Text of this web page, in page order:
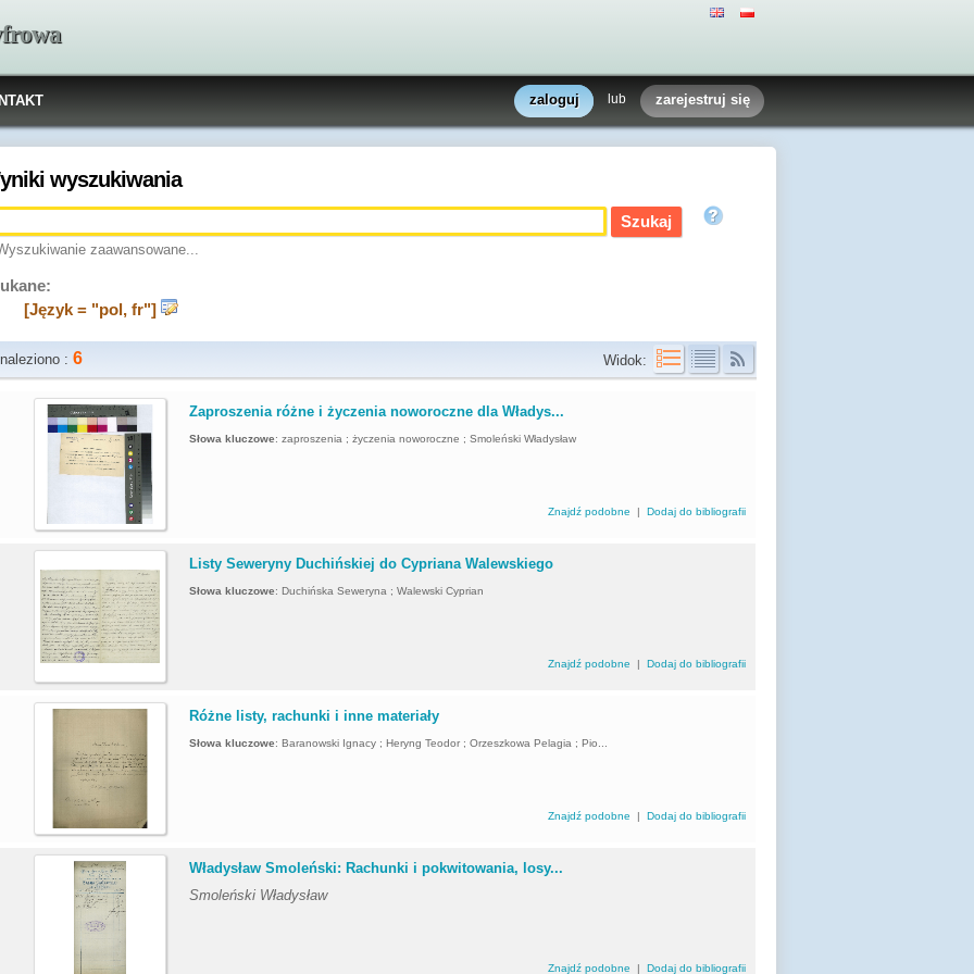
zaloguj lub zarejestruj się
wyszukiwania
zaawansowane...
[Język = "pol, fr"]
:6 Widok:
Zaproszenia różne i życzenia noworoczne dla Władys...
Słowa kluczowe:zaproszenia ; życzenia noworoczne ; Smoleński Władysław
Znajdź podobne |Dodaj do bibliografii
Listy Seweryny Duchińskiej do Cypriana Walewskiego
Słowa kluczowe:Duchińska Seweryna ; Walewski Cyprian
Znajdź podobne |Dodaj do bibliografii
Różne listy, rachunki i inne materiały
Słowa kluczowe:Baranowski Ignacy ; Heryng Teodor ; Orzeszkowa Pelagia ; Pio...
Znajdź podobne |Dodaj do bibliografii
Władysław Smoleński: Rachunki i pokwitowania, losy...
Smoleński Władysław
Znajdź podobne |Dodaj do bibliografii